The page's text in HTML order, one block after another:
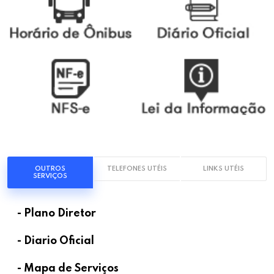
OUTROS
SERVIÇOS
TELEFONES UTÉIS LINKS UTÉIS
- Plano Diretor
- Diario Oficial
- Mapa de Serviços